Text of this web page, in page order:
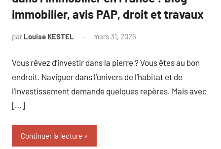
immobilier, avis PAP, droit et travaux
par Louise KESTEL mars 31, 2026
Vous rêvez d’investir dans la pierre ? Vous êtes au bon
endroit. Naviguer dans l’univers de l’habitat et de
l’investissement demande quelques repères. Mais avec
[…]
Continuer la lecture